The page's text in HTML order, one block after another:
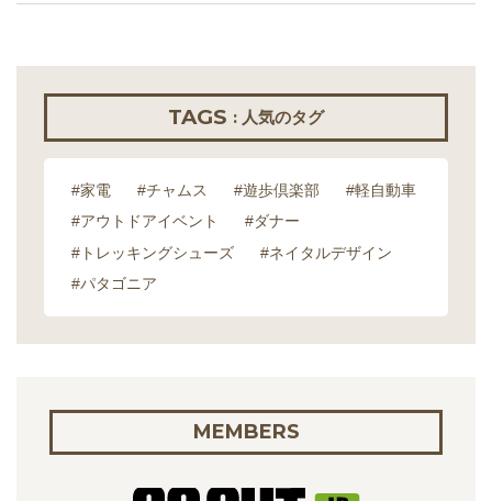
TAGS : 人気のタグ
#家電 #チャムス #遊歩倶楽部
#軽自動車
#アウトドアイベント
#ダナー
#トレッキングシューズ
#ネイタルデザイン
#パタゴニア
MEMBERS